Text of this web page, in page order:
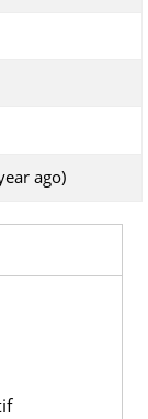
ago)